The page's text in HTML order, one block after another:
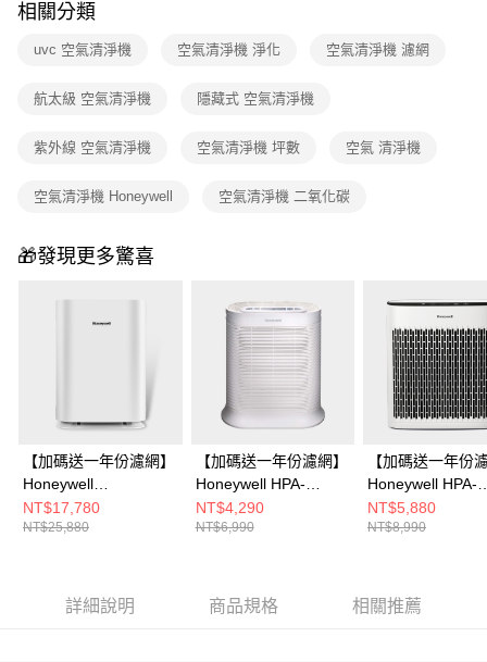
相關分類
uvc 空氣清淨機 空氣清淨機 淨化 空氣清淨機 濾網
航太級 空氣清淨機 隱藏式 空氣清淨機
紫外線 空氣清淨機 空氣清淨機 坪數 空氣 清淨機
空氣清淨機 Honeywell 空氣清淨機 二氧化碳
🎁發現更多驚喜
【加碼送一年份濾網】
Honeywell
HPA400WTW 純淨空
氣清淨機
NT$17,780
NT$25,880
【加碼送一年份濾網】
Honeywell HPA-
100APTW 抗敏空氣清
淨機
NT$4,290
NT$6,990
【加碼送一年份
Honeywell HPA-
5150WTWV1 淨
氣清淨機
NT$5,880
NT$8,990
詳細說明 商品規格 相關推薦